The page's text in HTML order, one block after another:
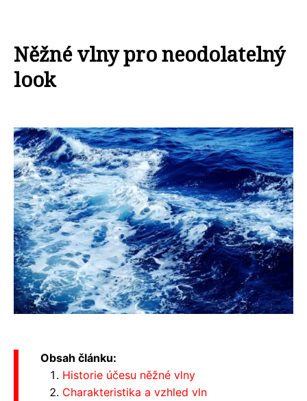
Něžné vlny pro neodolatelný
look
Obsah článku:
Historie účesu něžné vlny
Charakteristika a vzhled vln